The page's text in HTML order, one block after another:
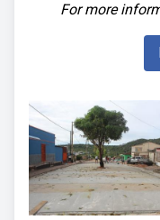
For more